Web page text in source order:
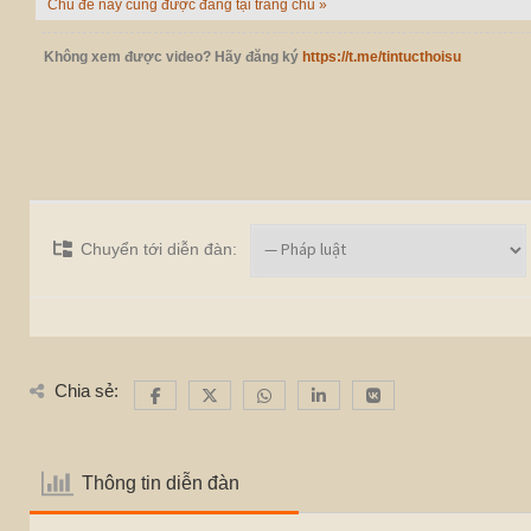
Chủ đề này cũng được đăng tại trang chủ »
Không xem được video? Hãy đăng ký https://t.me/tintucthoisu
Chuyển tới diễn đàn:
Chia sẻ:
Thông tin diễn đàn